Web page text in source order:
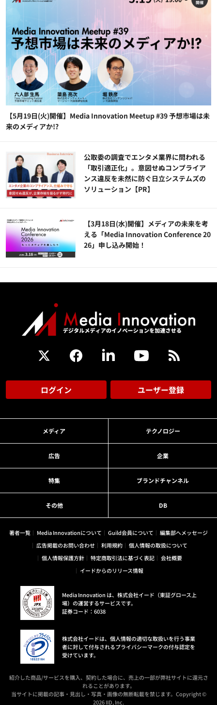
【5月19日(火)開催】Media Innovation Meetup #39 予想市場は未
来のメディアか!?
公​​取委の調査でエンタメ業界に問われる
「取引適正化」。意図せぬコンプライア
ンス違反を未然に防ぐ日立システムズの
ソリューション​【PR】
【3月18日(水)開催】メディアの未来を考
える「Media Innovation Conference 20
26」申し込み開始！
ログイン ユーザー登録
メディア テクノロジー
広告 企業
特集 ブランドチャンネル
その他 DB
著者一覧 Media Innovationについて Guild会員について
編集部へメッセージ
広告掲載のお問い合わせ
利用規約
個人情報の取扱について
個人情報保護方針
特定商取引法に基づく表記
会社概要
イードからのリリース情報
Media Innovation は、株式会社イード（東証グロース上
場）の運営するサービスです。
証券コード：6038
株式会社イードは、個人情報の適切な取扱いを行う事業
者に対して付与されるプライバシーマークの付与認定を
受けています。
紹介した商品/サービスを購入、契約した場合に、売上の一部が弊社サイトに還元さ
れることがあります。
当サイトに掲載の記事・見出し・写真・画像の無断転載を禁じます。Copyright ©
2026 IID, Inc.